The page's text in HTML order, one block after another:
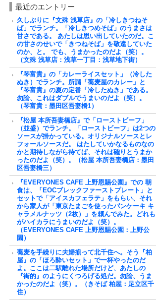
最近のエントリー
久しぶりに『文殊 浅草店』の「冷しきつねそ
ば」でランチ。「冷しきつめそば」のうまさは
甘さである。 あたしは思い出していたのだ。こ
の甘さのせいで「きつねそば」を敬遠していた
のか、と。 でも、うまかったのだよ（笑）。
（文殊 浅草店：浅草一丁目：浅草地下街）
『琴富貴』の「カレーライスセット」（冷した
ぬき）でランチ。所謂「蕎麦屋のカレー」と
『琴富貴』の夏の定番「冷したぬき」である。
勿論、これはダブルでうまいのだよ（笑）。
（琴富貴：墨田区吾妻橋1）
『松屋 本所吾妻橋店』で「ローストビーフ」
（並盛）でランチ。「ローストビーフ」は2つの
ソースが掛かっている。オリジナルソースとレ
フォールソースだ。 はたしていかなるものなの
かと期待しながら待てば、それは確りとうまか
ったのだよ（笑）。（松屋 本所吾妻橋店：墨田
区吾妻橋三）
『EVERYONES CAFE 上野恩賜公園』での 朝
食は、「EOCブレックファーストプレート」と
セットで「アイスカフェラテ」をもらい、それ
から家人が「東京たまごを使ったパンケーキ キ
ャラメルナッツ（2枚）」を頼んでみた。どれも
がハイカラにうまいのだよ（笑）。
（EVERYONES CAFE 上野恩賜公園：上野公
園）
蕎麦を手繰りに夫婦揃って北千住へ。そう『柏
屋』の「ほろ酔いセット」で一杯やったのだ
よ。ここは二駅離れた場所だけど、あたしの
『街的』のようにくつろげる処だ。勿論、うま
かったのだよ（笑）。（きそば 柏屋：足立区千
住）